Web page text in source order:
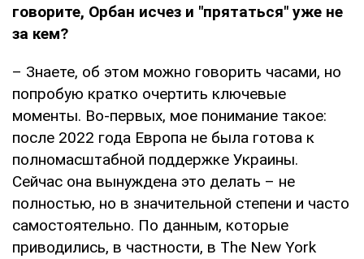
говорите, Орбан исчез и "прятаться" уже не
за кем?
– Знаете, об этом можно говорить часами, но
попробую кратко очертить ключевые
моменты. Во-первых, мое понимание такое:
после 2022 года Европа не была готова к
полномасштабной поддержке Украины.
Сейчас она вынуждена это делать – не
полностью, но в значительной степени и часто
самостоятельно. По данным, которые
приводились, в частности, в The New York